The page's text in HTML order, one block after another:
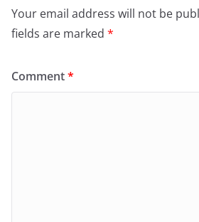
Your email address will not be
fields are marked *
Comment*